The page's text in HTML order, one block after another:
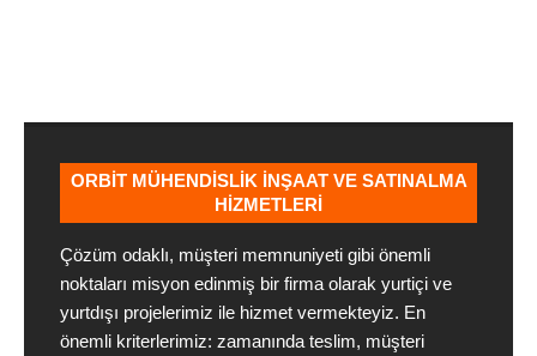
ORBIT MÜHENDISLIK İNŞAAT VE SATINALMA
HIZMETLERI
Çözüm odaklı, müşteri memnuniyeti gibi önemli
noktaları misyon edinmiş bir firma olarak yurtiçi ve
yurtdışı projelerimiz ile hizmet vermekteyiz. En
önemli kriterlerimiz: zamanında teslim, müşteri